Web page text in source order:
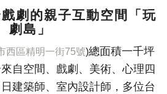
劇的親子互動空間「玩
劇島」
西區精明一街75號)總面積一千坪
自空間、戲劇、美術、心理四
建築師、室內設計師，多位台